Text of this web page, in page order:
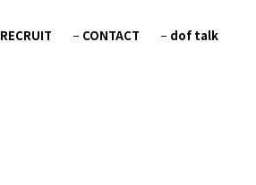
RECRUIT CONTACT dof talk